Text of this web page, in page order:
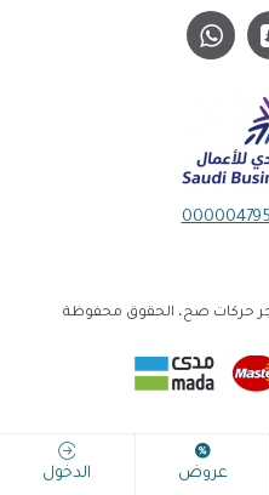
عروض الدخول